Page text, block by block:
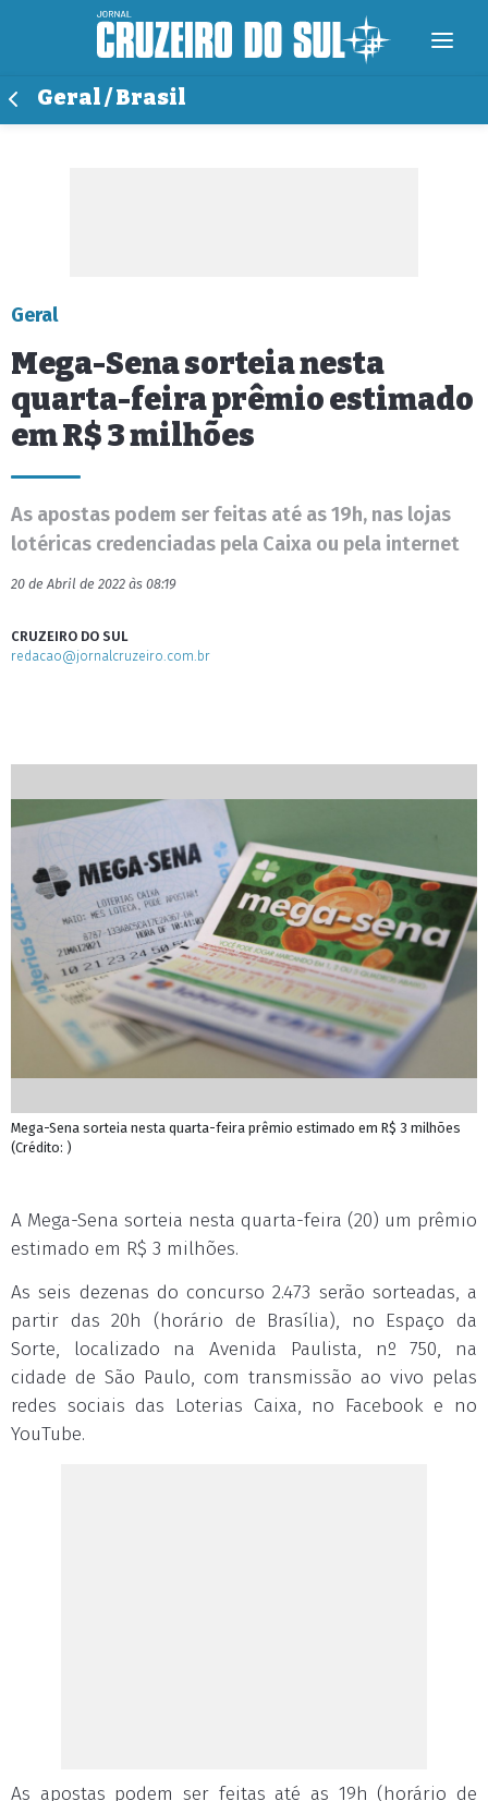
Geral / Brasil
Geral
Mega-Sena sorteia nesta
quarta-feira prêmio estimado
em R$ 3 milhões
As apostas podem ser feitas até as 19h, nas lojas
lotéricas credenciadas pela Caixa ou pela internet
20 de Abril de 2022 às 08:19
CRUZEIRO DO SUL
redacao@jornalcruzeiro.com.br
Mega-Sena sorteia nesta quarta-feira prêmio estimado em R$ 3 milhões
(Crédito: )
A Mega-Sena sorteia nesta quarta-feira (20) um prêmio
estimado em R$ 3 milhões.
As seis dezenas do concurso 2.473 serão sorteadas, a
partir das 20h (horário de Brasília), no Espaço da
Sorte, localizado na Avenida Paulista, nº 750, na
cidade de São Paulo, com transmissão ao vivo pelas
redes sociais das Loterias Caixa, no Facebook e no
YouTube.
As apostas podem ser feitas até as 19h (horário de